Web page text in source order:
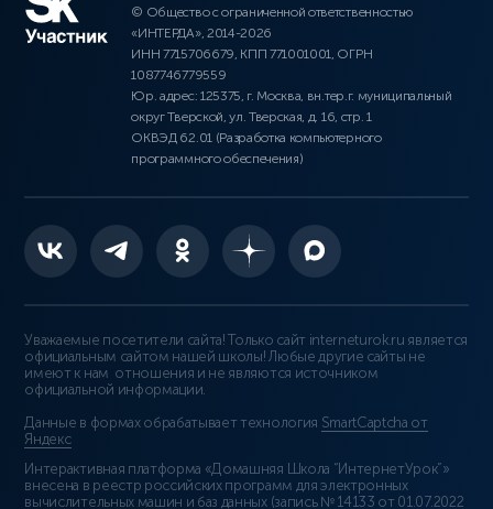
© Общество с ограниченной ответственностью
«ИНТЕРДА», 2014-2026
ИНН 7715706679, КПП 771001001, ОГРН
1087746779559
Юр. адрес: 125375, г. Москва, вн.тер.г. муниципальный
округ Тверской, ул. Тверская, д. 16, стр. 1
ОКВЭД 62.01 (Разработка компьютерного
программного обеспечения)
Уважаемые посетители сайта! Только сайт interneturok.ru является
официальным сайтом нашей школы! Любые другие сайты не
имеют к нам отношения и не являются источником
официальной информации.
Данные в формах обрабатывает технология SmartCaptcha от
Яндекс
Интерактивная платформа «Домашняя Школа “ИнтернетУрок”»
внесена в реестр российских программ для электронных
вычислительных машин и баз данных (запись № 14133 от 01.07.2022